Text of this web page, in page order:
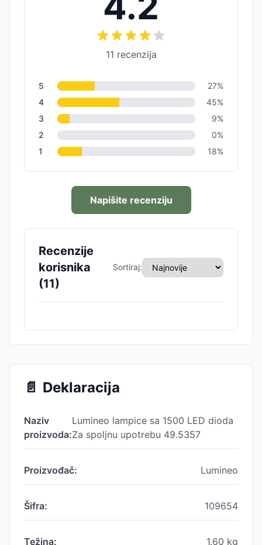
11 recenzija
5 27%
4
45%
3
9%
2
0%
1
18%
Napišite recenziju
Recenzije
korisnika
(11)
Sortiraj:
📄 Deklaracija
Naziv
proizvoda:
Lumineo lampice sa 1500 LED dioda
Za spoljnu upotrebu 49.5357
Proizvođač: Lumineo
Šifra: 109654
Težina: 1.60 kg